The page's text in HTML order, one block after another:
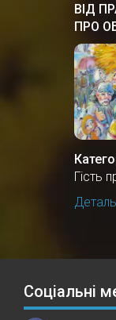
ВІД
ПРО
Гість
Соціальні